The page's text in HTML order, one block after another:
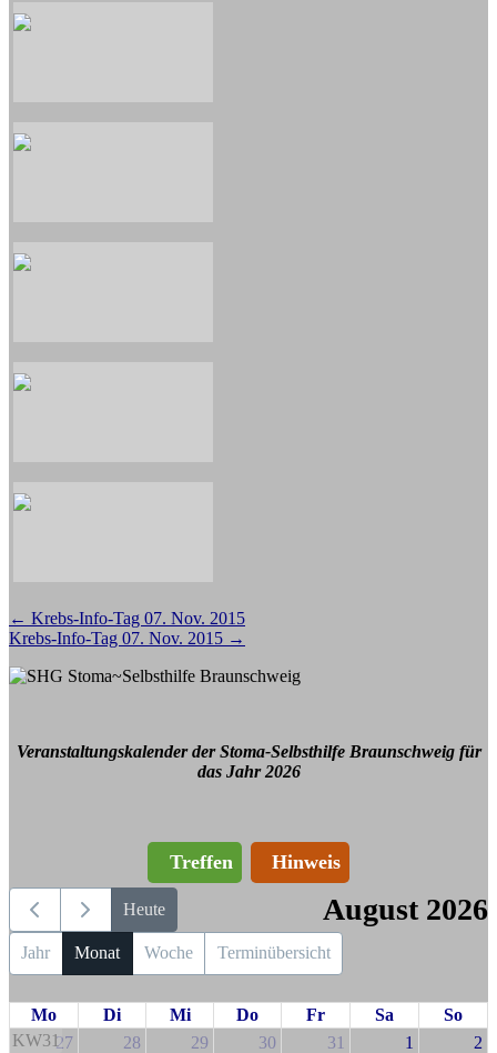
Beitragsnavigation
← Krebs-Info-Tag 07. Nov. 2015
Krebs-Info-Tag 07. Nov. 2015 →
Veranstaltungskalender der Stoma-Selbsthilfe Braunschweig für
das Jahr 2026
Treffen Hinweis
Heute August 2026
Jahr Monat Woche Terminübersicht
Mo Di Mi Do Fr Sa
So
KW3127 28 29 30 31 1 2